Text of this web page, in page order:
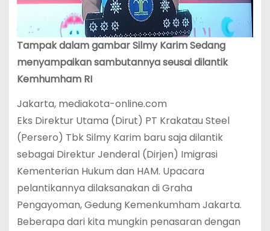
Tampak dalam gambar Silmy Karim Sedang
menyampaikan sambutannya seusai dilantik
Kemhumham RI
Jakarta, mediakota-online.com
Eks Direktur Utama (Dirut) PT Krakatau Steel
(Persero) Tbk Silmy Karim baru saja dilantik
sebagai Direktur Jenderal (Dirjen) Imigrasi
Kementerian Hukum dan HAM. Upacara
pelantikannya dilaksanakan di Graha
Pengayoman, Gedung Kemenkumham Jakarta.
Beberapa dari kita mungkin penasaran dengan